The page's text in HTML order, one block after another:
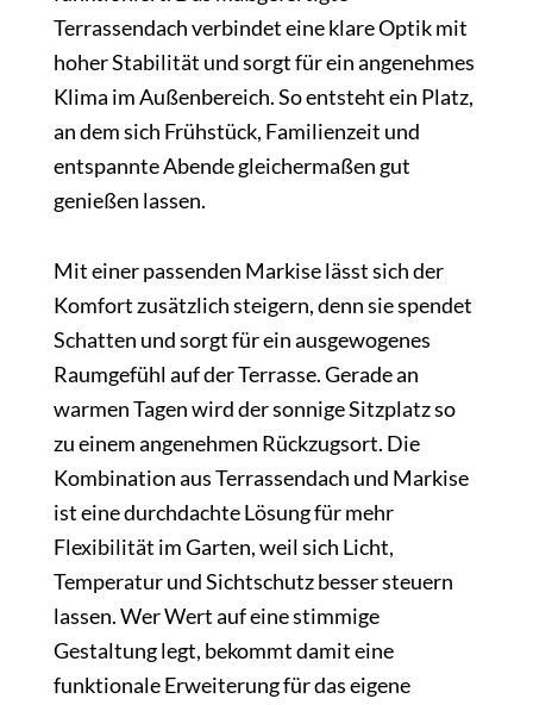
Terrassendach verbindet eine klare Optik mit
hoher Stabilität und sorgt für ein angenehmes
Klima im Außenbereich. So entsteht ein Platz,
an dem sich Frühstück, Familienzeit und
entspannte Abende gleichermaßen gut
genießen lassen.
Mit einer passenden Markise lässt sich der
Komfort zusätzlich steigern, denn sie spendet
Schatten und sorgt für ein ausgewogenes
Raumgefühl auf der Terrasse. Gerade an
warmen Tagen wird der sonnige Sitzplatz so
zu einem angenehmen Rückzugsort. Die
Kombination aus Terrassendach und Markise
ist eine durchdachte Lösung für mehr
Flexibilität im Garten, weil sich Licht,
Temperatur und Sichtschutz besser steuern
lassen. Wer Wert auf eine stimmige
Gestaltung legt, bekommt damit eine
funktionale Erweiterung für das eigene